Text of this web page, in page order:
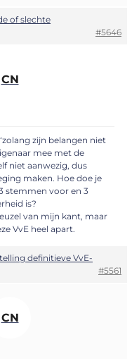
of slechte
#5646
CN
zijn belangen niet
mee met de
niet aanwezig, dus
maken. Hoe doe je
stemmen voor en 3
is?
van mijn kant, maar
VvE heel apart.
definitieve VvE-
#5561
CN